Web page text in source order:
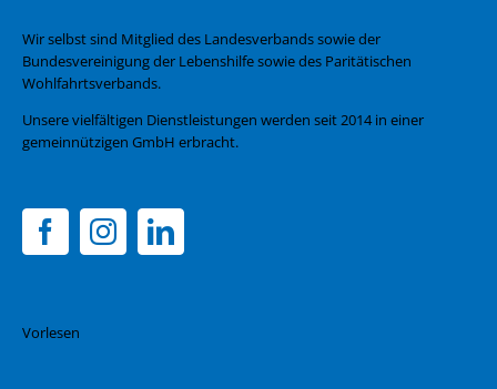
Wir selbst sind Mitglied des Landesverbands sowie der
Bundesvereinigung der Lebenshilfe sowie des Paritätischen
Wohlfahrtsverbands.
Unsere vielfältigen Dienstleistungen werden seit 2014 in einer
gemeinnützigen GmbH erbracht.
Vorlesen